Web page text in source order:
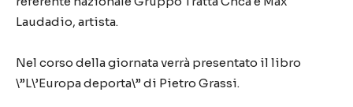
Laudadio, artista.
Nel corso della giornata verrà presentato il libro
\”L\’Europa deporta\” di Pietro Grassi.